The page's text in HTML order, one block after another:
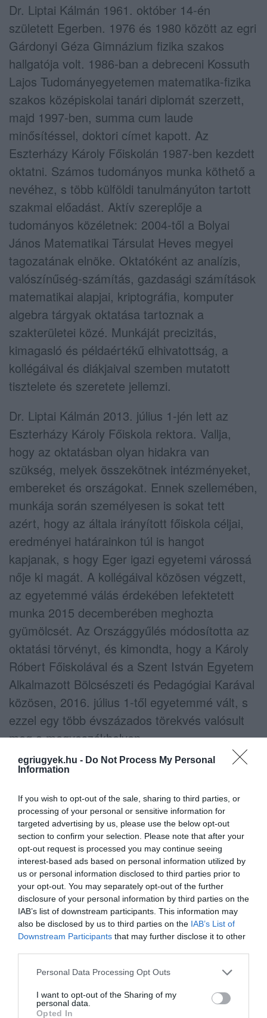
egriugyek.hu - Do Not Process My Personal
Information
If you wish to opt-out of the sale, sharing to third parties, or
processing of your personal or sensitive information for
targeted advertising by us, please use the below opt-out
section to confirm your selection. Please note that after your
opt-out request is processed you may continue seeing
interest-based ads based on personal information utilized by
us or personal information disclosed to third parties prior to
your opt-out. You may separately opt-out of the further
disclosure of your personal information by third parties on the
IAB’s list of downstream participants. This information may
also be disclosed by us to third parties on the IAB’s List of
Downstream Participants that may further disclose it to other
Please note that this website/app uses one or more Google
not limited to your visit or usage behaviour. You may click to
grant or deny consent to Google and its third-party tags to
Personal Data Processing Opt Outs
I want to opt-out of the Sharing of my
personal data.
Opted In
Dr. Liptai Kálmán 1961. október 14-én
született Egerben. 1976 és 1980 között az egri
Gárdonyi Géza Gimnázium fizika szakos
hallgatója volt. 1986-ban a debreceni Kossuth
Lajos Tudományegyetemen matematika-fizika
szakos középiskolai tanári diplomát szerzett,
majd 1997-ben, summa cum laude
minősítéssel, doktori címet kapott. Az
Eszterházy Károly Főiskolán 1987-ben kezdett
oktatni. Számos tudományos munka köthető a
nevéhez, s több külföldi tanulmányúton tartott
szakmai előadást. Aktív szereplője a
tudományos közéletnek: 2004-től a Bolyai
János Matematikai Társulat Heves megyei
tagozatának elnöke. Oktatóként az analízis,
valószínűség-számítás, gazdasági számítások
matematikai alapjai, kriptográfia, komputer
algebra tárgyak oktatása tartoznak a
szakterületei közé. Munkáját precizitás,
kimagasló és példaértékű elhivatottság, a
kollégáival és diákjaival szemben mutatott
tisztelete és szeretete jellemzi.
Dr. Liptai Kálmán 2013. július 1-jén lett az
Eszterházy Károly Főiskola rektora. Vallja,
hogy az oktatásban olyan hidakra van
szükség, melyek összekötnek intézményeket,
embereket és országokat. Ennek szellemében,
munkája során személyesen is sokat tett
azért, hogy az általa irányított főiskola céljai,
eredményei határainkon túl is hangot
kapjanak, s hogy Eger igazi egyetemi várossá
nője ki magát. A kollégáival közösen végzett,
az egyetemmé válás érdekében lefektetett
munka 2015 decemberében meghozta
gyümölcsét. Az Országgyűlés módosította az
oktatási törvényt, és kimondta, hogy a Károly
Róbert Főiskolával és a Szent István Egyetem
Alkalmazott Bölcsészeti és Pedagógiai Karával
közösen, 2016. július 1-től egyetemmé vált, s
ezzel egy több évszázados törekvés valósult
meg a megyeszékhelyen.
Dr. Liptai Kálmán munkásságát több
Eszterházy Károly Emlékérmet érdemelt,
2008-ban pedig megkapta a Magyar
Felsőoktatásért Emlékplakettet.
forrás:uni-eszterhazy.hu/hu
Te követed már az Egri Ügyeket a
Facebookon? Nem! AkkorITTmost
megteheted! Köszönjük!